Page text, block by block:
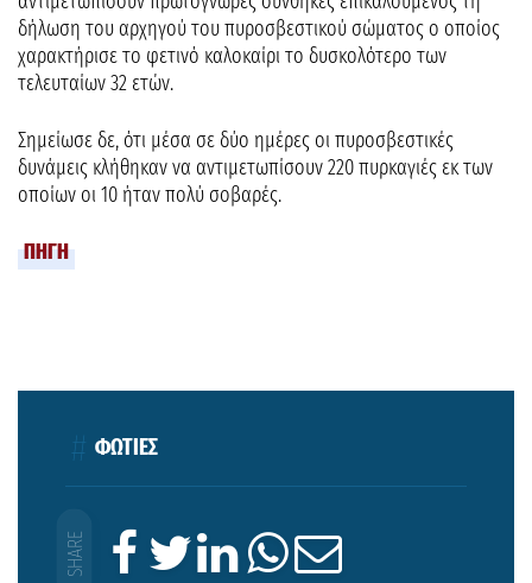
δήλωση του αρχηγού του πυροσβεστικού σώματος ο οποίος
χαρακτήρισε το φετινό καλοκαίρι το δυσκολότερο των
τελευταίων 32 ετών.
Σημείωσε δε, ότι μέσα σε δύο ημέρες οι πυροσβεστικές
δυνάμεις κλήθηκαν να αντιμετωπίσουν 220 πυρκαγιές εκ των
οποίων οι 10 ήταν πολύ σοβαρές.
ΠΗΓΗ
ΦΩΤΙΕΣ